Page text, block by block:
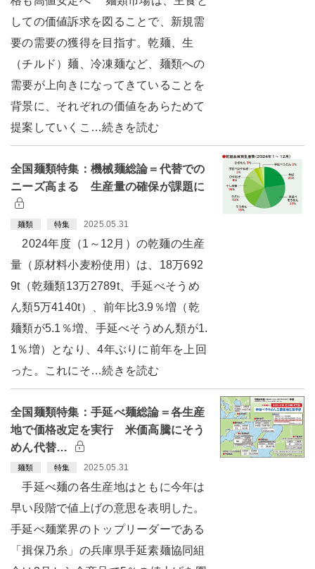
しての価値訴求を図ることで、新規需
要の需要の獲得を目指す。乾麺、生
（チルド）麺、冷凍麺など、麺類への
需要が上向きになってきていることを
背景に、それぞれの価値をあらためて
提案していくこ…続きを読む
全国麺類特集：機械麺総論＝代替での
ニーズ高まる 生産量の確保が課題に
麺類 特集 2025.05.31
2024年度（1～12月）の乾麺の生産
量（原材料小麦粉使用）は、18万692
9t（乾麺類13万2789t、手延べそうめ
ん類5万4140t）、前年比3.9％増（乾
麺類が5.1％増、手延べそうめん類が1.
1％増）となり、4年ぶりに前年を上回
った。これにそ…続きを読む
全国麺類特集：手延べ麺総論＝各生産
地で価格改定を実行 米価高騰にそう
めん代替…
麺類 特集 2025.05.31
手延べ麺の各生産地はともに今年は
早い段階で値上げの意思を表明した。
手延べ麺業界のトップリーダーである
「揖保乃糸」の兵庫県手延素麺協同組